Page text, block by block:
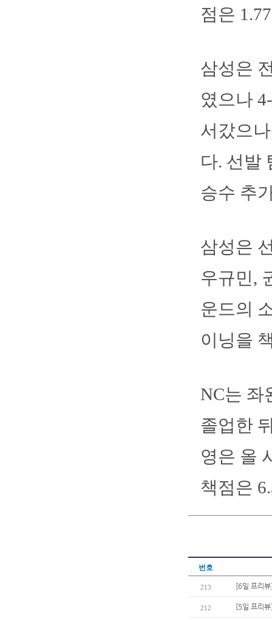
점은
삼성은
였으나
서갔으
다. 선발
승수 추
삼성은
우규민,
운드의
이닝을
NC는 좌
졸업한
영은 올
책점은
번호
213 [6일 프리
212 [5일 프리